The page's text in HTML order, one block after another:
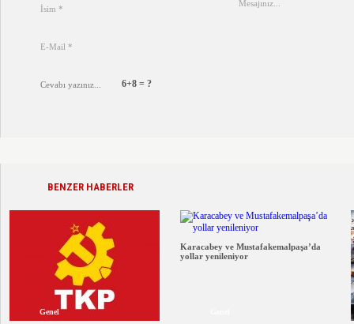
6+8 = ?
BENZER HABERLER
Genel
Karacabey ve Mustafakemalpaşa’da
yollar yenileniyor